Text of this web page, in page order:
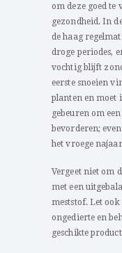
om deze goed te
gezondheid. In
de haag
droge periodes,
vochtig blijft
eerste snoeien
planten en moet
gebeuren om
bevorderen;
het vroege
Vergeet niet om
met een
meststof. Let
ongedierte en
geschikte